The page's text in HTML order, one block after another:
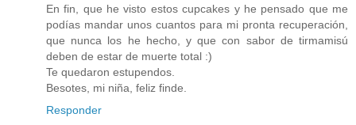
En fin, que he visto estos cupcakes y he pensado que me
podías mandar unos cuantos para mi pronta recuperación,
que nunca los he hecho, y que con sabor de tirmamisú
deben de estar de muerte total :)
Te quedaron estupendos.
Besotes, mi niña, feliz finde.
Responder